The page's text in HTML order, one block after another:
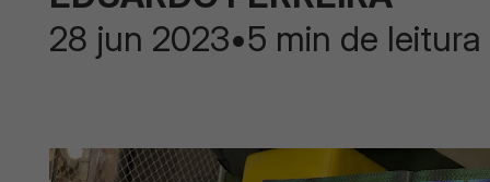
28 jun 2023•5 min de leitura